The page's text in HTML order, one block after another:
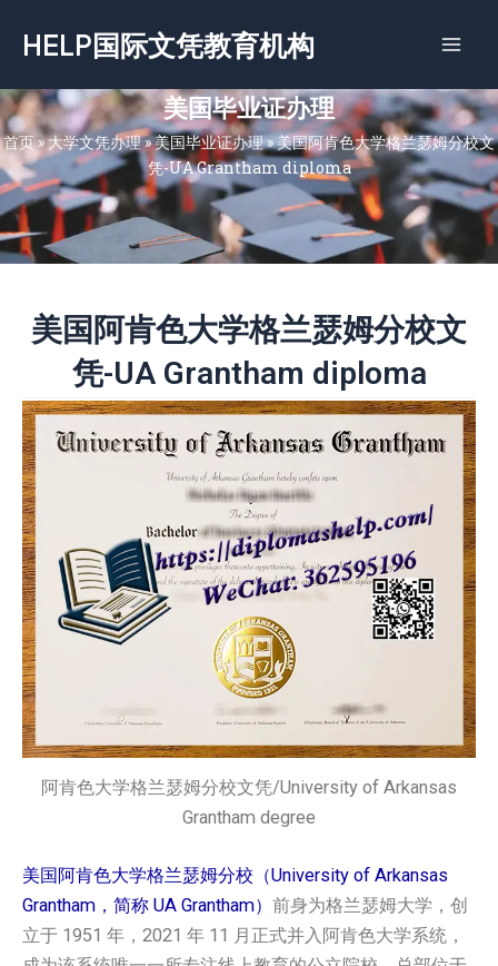
容
HELP国际文凭教育机构
美国毕业证办理
首页»大学文凭办理»美国毕业证办理»美国阿肯色大学格兰瑟姆分校文
凭-UA Grantham diploma
美国阿肯色大学格兰瑟姆分校文
凭-UA Grantham diploma
阿肯色大学格兰瑟姆分校文凭/University of Arkansas
Grantham degree
美国阿肯色大学格兰瑟姆分校（University of Arkansas
Grantham，简称 UA Grantham） 前身为格兰瑟姆大学，创
立于 1951 年，2021 年 11 月正式并入阿肯色大学系统，